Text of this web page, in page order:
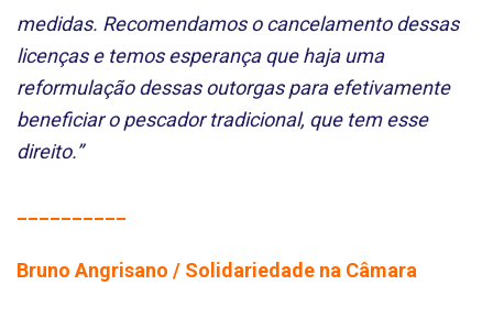
medidas. Recomendamos o cancelamento dessas
licenças e temos esperança que haja uma
reformulação dessas outorgas para efetivamente
beneficiar o pescador tradicional, que tem esse
direito.”
Bruno Angrisano / Solidariedade na Câmara